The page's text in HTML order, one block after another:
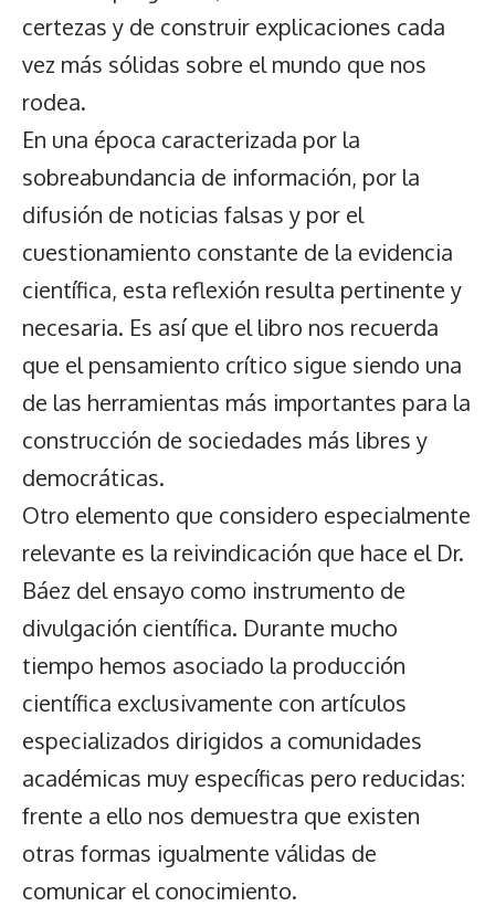
certezas y de construir explicaciones cada
vez más sólidas sobre el mundo que nos
rodea.
En una época caracterizada por la
sobreabundancia de información, por la
difusión de noticias falsas y por el
cuestionamiento constante de la evidencia
científica, esta reflexión resulta pertinente y
necesaria. Es así que el libro nos recuerda
que el pensamiento crítico sigue siendo una
de las herramientas más importantes para la
construcción de sociedades más libres y
democráticas.
Otro elemento que considero especialmente
relevante es la reivindicación que hace el Dr.
Báez del ensayo como instrumento de
divulgación científica. Durante mucho
tiempo hemos asociado la producción
científica exclusivamente con artículos
especializados dirigidos a comunidades
académicas muy específicas pero reducidas:
frente a ello nos demuestra que existen
otras formas igualmente válidas de
comunicar el conocimiento.